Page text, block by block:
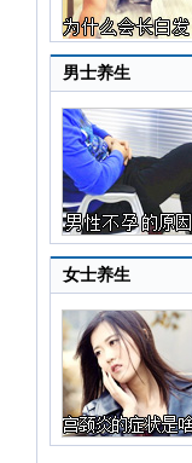
男士养生
女士养生